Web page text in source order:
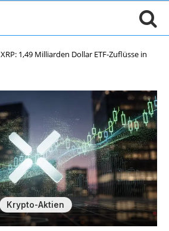
XRP: 1,49 Milliarden Dollar ETF-Zuflüsse in
Krypto-Aktien